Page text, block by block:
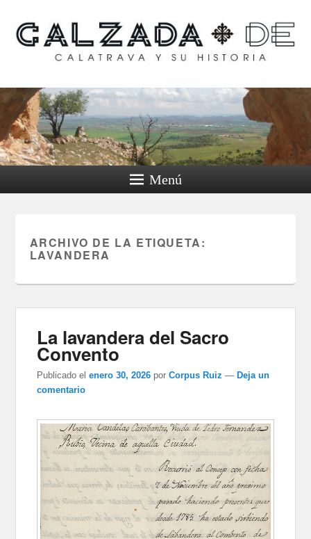
Calzada de Calatrava y
su historia
Menú
ARCHIVO DE LA ETIQUETA:
LAVANDERA
La lavandera del Sacro
Convento
Publicado el enero 30, 2026 porCorpus Ruiz — Deja un
comentario